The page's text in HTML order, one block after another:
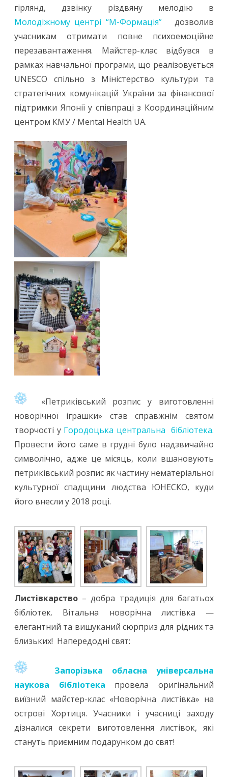
гірлянд, дзвінку різдвяну мелодію в
Молодіжному центрі “М-Формація”дозволив
учасникам отримати повне психоемоційне
перезавантаження. Майстер-клас відбувся в
рамках навчальної програми, що реалізовується
UNESCO спільно з Міністерство культури та
стратегічних комунікацій України за фінансової
підтримки Японії у співпраці з Координаційним
центром КМУ / Mental Health UA.
«Петриківський розпис у виготовленні
новорічної іграшки» став справжнім святом
творчості у Городоцька центральна бібліотека.
Провести його саме в грудні було надзвичайно
символічно, адже це місяць, коли вшановують
петриківський розпис як частину нематеріальної
культурної спадщини людства ЮНЕСКО, куди
його внесли у 2018 році.
Листівкарство – добра традиція для багатьох
бібліотек. Вітальна новорічна листівка —
елегантний та вишуканий сюрприз для рідних та
близьких! Напередодні свят:
Запорізька обласна універсальна
наукова бібліотека провела оригінальний
виїзний майстер-клас «Новорічна листівка» на
острові Хортиця. Учасники і учасниці заходу
дізналися секрети виготовлення листівок, які
стануть приємним подарунком до свят!